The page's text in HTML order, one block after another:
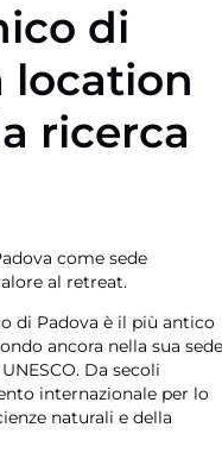
di
location
ricerca
come sede
al retreat.
di Padova è il più antico
ancora nella sua sede
Da secoli
internazionale per lo
naturali e della